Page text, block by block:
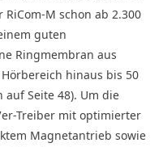
M schon ab 2.300
guten
Ringmembran aus
hinaus bis 50
Seite 48). Um die
Treiber mit optimierter
Magnetantrieb sowie